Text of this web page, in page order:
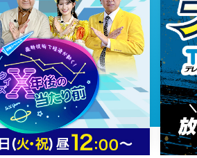
2026年06月11日 放送
第35話
2026年06月10日 放送
第34話